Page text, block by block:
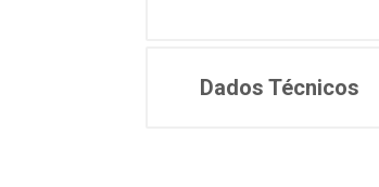
Dados Técnicos